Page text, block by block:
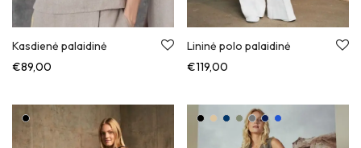
Kasdienė palaidinė
€89,00
Lininė polo palaidinė
€119,00